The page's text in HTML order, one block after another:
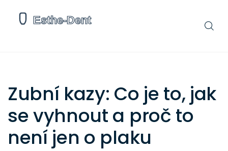
Zubní kazy: Co je to, jak
se vyhnout a proč to
není jen o plaku